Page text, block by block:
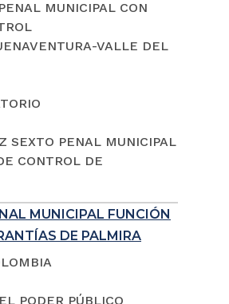
MUNICIPAL CON
VALLE DEL
SEXTO PENAL MUNICIPAL
CONTROL DE
MUNICIPAL FUNCIÓN
DE PALMIRA
PODER PÚBLICO